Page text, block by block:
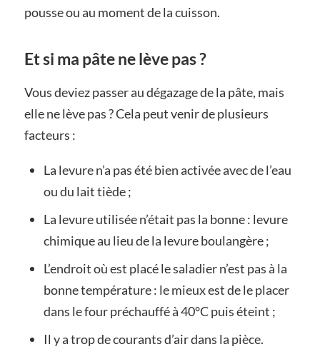
pousse ou au moment de la cuisson.
Et si ma pâte ne lève pas ?
Vous deviez passer au dégazage de la pâte, mais
elle ne lève pas ? Cela peut venir de plusieurs
facteurs :
La levure n’a pas été bien activée avec de l’eau
ou du lait tiède ;
La levure utilisée n’était pas la bonne : levure
chimique au lieu de la levure boulangère ;
L’endroit où est placé le saladier n’est pas à la
bonne température : le mieux est de le placer
dans le four préchauffé à 40°C puis éteint ;
Il y a trop de courants d’air dans la pièce.